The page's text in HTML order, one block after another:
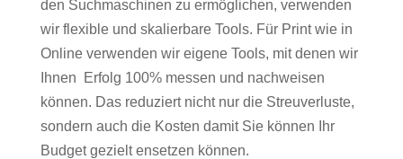
den Suchmaschinen zu ermöglichen, verwenden
wir flexible und skalierbare Tools. Für Print wie in
Online verwenden wir eigene Tools, mit denen wir
Ihnen Erfolg 100% messen und nachweisen
können. Das reduziert nicht nur die Streuverluste,
sondern auch die Kosten damit Sie können Ihr
Budget gezielt ensetzen können.